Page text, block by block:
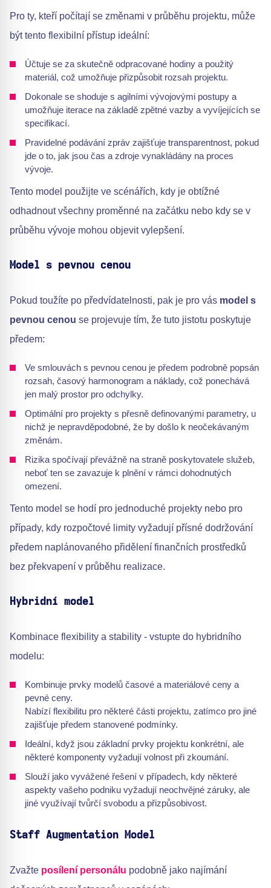
Pro ty, kteří počítají se změnami v průběhu projektu, může
být tento flexibilní přístup ideální:
Účtuje se za skutečně odpracované hodiny a použitý
materiál, což umožňuje přizpůsobit rozsah projektu.
Dokonale se shoduje s agilními vývojovými postupy a
umožňuje iterace na základě zpětné vazby a vyvíjejících se
specifikací.
Pravidelné podávání zpráv zajišťuje transparentnost, pokud
jde o to, jak jsou čas a zdroje vynakládány na proces
vývoje.
Tento model použijte ve scénářích, kdy je obtížné
odhadnout všechny proměnné na začátku nebo kdy se v
průběhu vývoje mohou objevit vylepšení.
Model s pevnou cenou
Pokud toužíte po předvídatelnosti, pak je pro vás model s
pevnou cenou se projevuje tím, že tuto jistotu poskytuje
předem:
Ve smlouvách s pevnou cenou je předem podrobně popsán
rozsah, časový harmonogram a náklady, což ponechává
jen malý prostor pro odchylky.
Optimální pro projekty s přesně definovanými parametry, u
nichž je nepravděpodobné, že by došlo k neočekávaným
změnám.
Rizika spočívají převážně na straně poskytovatele služeb,
neboť ten se zavazuje k plnění v rámci dohodnutých
omezení.
Tento model se hodí pro jednoduché projekty nebo pro
případy, kdy rozpočtové limity vyžadují přísné dodržování
předem naplánovaného přidělení finančních prostředků
bez překvapení v průběhu realizace.
Hybridní model
Kombinace flexibility a stability - vstupte do hybridního
modelu:
Kombinuje prvky modelů časové a materiálové ceny a
pevné ceny.
Nabízí flexibilitu pro některé části projektu, zatímco pro jiné
zajišťuje předem stanovené podmínky.
Ideální, když jsou základní prvky projektu konkrétní, ale
některé komponenty vyžadují volnost při zkoumání.
Slouží jako vyvážené řešení v případech, kdy některé
aspekty vašeho podniku vyžadují neochvějné záruky, ale
jiné využívají tvůrčí svobodu a přizpůsobivost.
Staff Augmentation Model
Zvažte posílení personálu podobně jako najímání